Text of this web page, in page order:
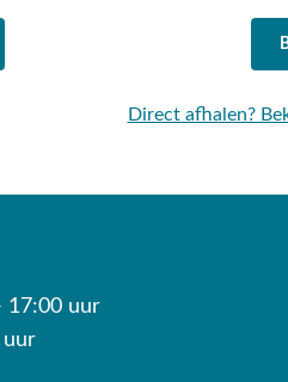
441220
rechts onderin het
onze showrooms in
van een deskundig advies op
Direct afhalen?
17:00 uur
uur